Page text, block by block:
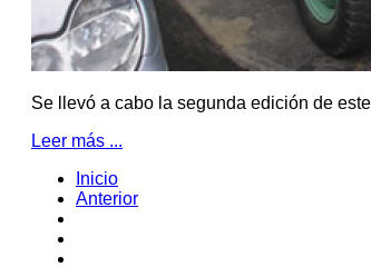
Se llevó a cabo la segunda edición de
Leer más ...
Inicio
Anterior